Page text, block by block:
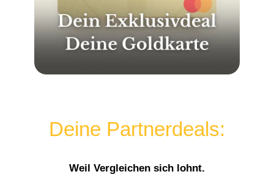
Deine Partnerdeals:
Weil Vergleichen sich lohnt.